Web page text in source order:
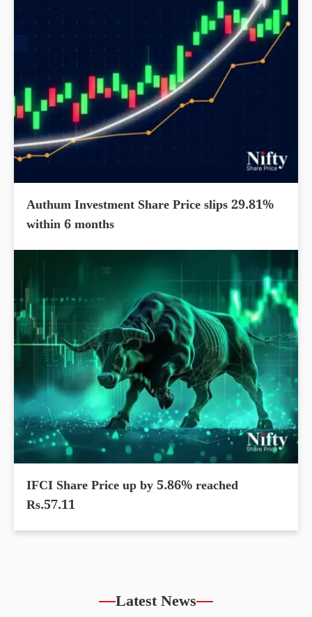
Authum Investment Share Price slips 29.81%
within 6 months
IFCI Share Price up by 5.86% reached
Rs.57.11
Latest News